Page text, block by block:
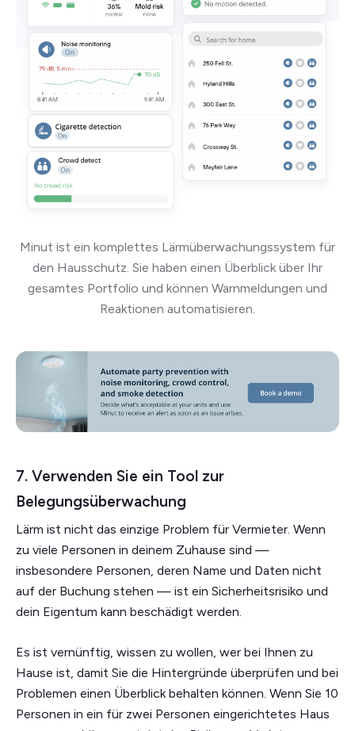
Minut ist ein komplettes Lärmüberwachungssystem für
den Hausschutz. Sie haben einen Überblick über Ihr
gesamtes Portfolio und können Warnmeldungen und
Reaktionen automatisieren.
7. Verwenden Sie ein Tool zur
Belegungsüberwachung
Lärm ist nicht das einzige Problem für Vermieter. Wenn
zu viele Personen in deinem Zuhause sind —
insbesondere Personen, deren Name und Daten nicht
auf der Buchung stehen — ist ein Sicherheitsrisiko und
dein Eigentum kann beschädigt werden.
Es ist vernünftig, wissen zu wollen, wer bei Ihnen zu
Hause ist, damit Sie die Hintergründe überprüfen und bei
Problemen einen Überblick behalten können. Wenn Sie 10
Personen in ein für zwei Personen eingerichtetes Haus